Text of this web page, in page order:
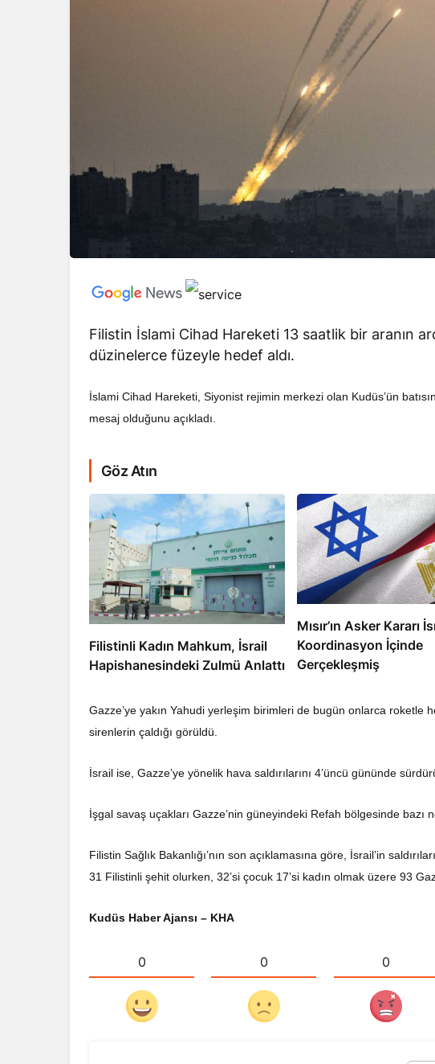
Filistin İslami Cihad Hareketi 13 saatlik bir aranın
düzinelerce füzeyle hedef aldı.
İslami Cihad Hareketi, Siyonist rejimin merkezi olan Kudüs’ün
mesaj olduğunu açıkladı.
Göz Atın
Filistinli Kadın Mahkum, İsrail
Hapishanesindeki Zulmü Anlattı
Mısır’ın Asker Kararı
Koordinasyon İçinde
Gerçekleşmiş
Gazze’ye yakın Yahudi yerleşim birimleri de bugün onlarca roketle
sirenlerin çaldığı görüldü.
İsrail ise, Gazze’ye yönelik hava saldırılarını 4’üncü gününde
İşgal savaş uçakları Gazze’nin güneyindeki Refah bölgesinde bazı
Filistin Sağlık Bakanlığı’nın son açıklamasına göre, İsrail’in
31 Filistinli şehit olurken, 32’si çocuk 17’si kadın olmak üzere 93
Kudüs Haber Ajansı – KHA
0 0 0
Dahlan, Normalleşme
Abbas’ı Devirmeye mi